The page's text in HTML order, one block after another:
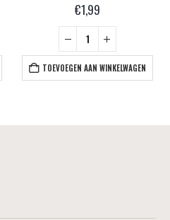
€1,99
TOEVOEGEN AAN WINKELWAGEN